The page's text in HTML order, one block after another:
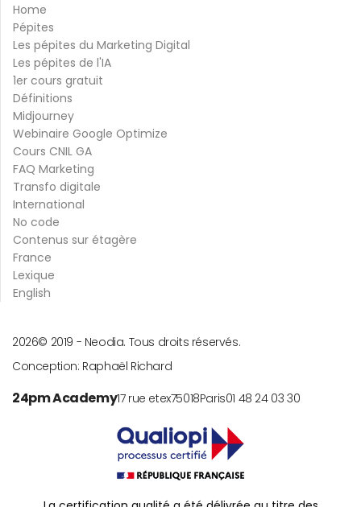
Home
Pépites
Les pépites du Marketing Digital
Les pépites de l'IA
1er cours gratuit
Définitions
Midjourney
Webinaire Google Optimize
Cours CNIL GA
FAQ Marketing
Transfo digitale
International
No code
Contenus sur étagère
France
Lexique
English
© 2019 -
2026
Neodia. Tous droits réservés.
Conception: Raphaël Richard
24pm Academy17 rue etex75018Paris01 48 24 03 30